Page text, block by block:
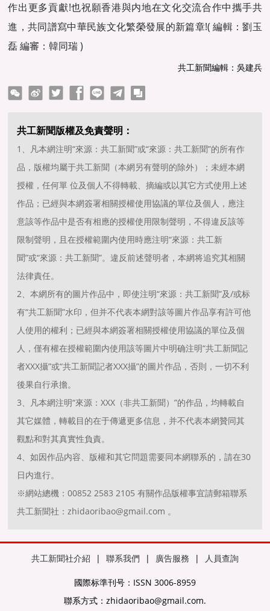
作出更多貢獻!也祝願香港與内地在文化交流合作中攜手共
進，共同譜寫中華民族文化繁榮發展的新篇章!( 編輯：劉玉
磊 編審：韓同瑞 )
共工新聞編輯：吳建兵
linetelegram copy
共工新聞版權及免責聲明：
1、凡本網注明“來源：共工新聞”或“來源：共工新聞”的所有作
品，版權均屬于共工新聞（本網另有聲明的除外）；未經本網
授權，任何單 位及個人不得轉載、摘編或以其它方式使用上述
作品；已經與本網簽署相關授權使用協議的單位及個人，應注
意該等作品中是否有相應的授權使用限制聲明，不得違反該等
限制聲明，且在授權範圍内使用時應注明“來源：共工新
聞”或“來源：共工新聞”。違反前述聲明者，本網将追究其相關
法律責任。
2、本網所有的圖片作品中，即使注明“來源：共工新聞”及/或标
有“共工新聞”水印，但并不代表本網對該等圖片作品享有許可他
人使用的權利；已經與本網簽署相關授權使用協議的單位及個
人，僅有權在授權範圍内使用該等圖片中明确注明“共工新聞記
者XXX攝”或“共工新聞記者XXX攝”的圖片作品，否則，一切不利
後果自行承擔。
3、凡本網注明“來源：XXX（非共工新聞）”的作品，均轉載自
其它媒體，轉載目的在于傳遞更多信息，并不代表本網贊同其
觀點和對其真實性負責。
4、如因作品内容、版權和其它問題需要同本網聯系的，請在30
日内進行。
※網站總機：00852 2583 2105 有關作品版權事宜請郵箱聯系
共工新聞社：zhidaoribao@gmail.com 。
共工新聞社介紹 | 聯系我們 | 廣告服務 | 人員查詢
國際标準刊号：ISSN 3006-8959
聯系方式：zhidaoribao@gmail.com.